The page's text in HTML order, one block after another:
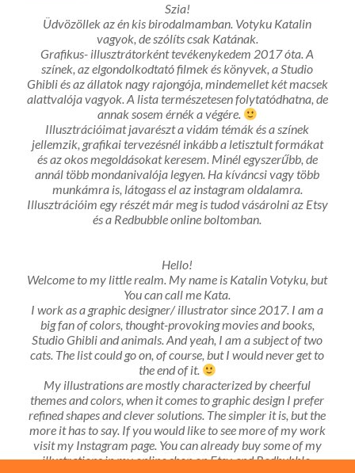
Szia!
Üdvözöllek az én kis birodalmamban. Votyku Katalin
vagyok, de szólíts csak Katának.
Grafikus- illusztrátorként tevékenykedem 2017 óta. A
színek, az elgondolkodtató filmek és könyvek, a Studio
Ghibli és az állatok nagy rajongója, mindemellet két macsek
alattvalója vagyok. A lista természetesen folytatódhatna, de
annak sosem érnék a végére.
Illusztrációimat javarészt a vidám témák és a színek
jellemzik, grafikai tervezésnél inkább a letisztult formákat
és az okos megoldásokat keresem. Minél egyszerűbb, de
annál több mondanivalója legyen. Ha kíváncsi vagy több
munkámra is, látogass el az instagram oldalamra.
Illusztrációim egy részét már meg is tudod vásárolni az Etsy
és a Redbubble online boltomban.
Hello!
Welcome to my little realm. My name is Katalin Votyku, but
You can call me Kata.
I work as a graphic designer/ illustrator since 2017. I am a
big fan of colors, thought-provoking movies and books,
Studio Ghibli and animals. And yeah, I am a subject of two
cats. The list could go on, of course, but I would never get to
the end of it.
My illustrations are mostly characterized by cheerful
themes and colors, when it comes to graphic design I prefer
refined shapes and clever solutions. The simpler it is, but the
more it has to say. If you would like to see more of my work
visit my Instagram page. You can already buy some of my
illustrations in my online shop on Etsy and Redbubble.